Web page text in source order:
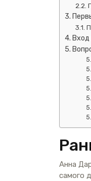
Анна
самого